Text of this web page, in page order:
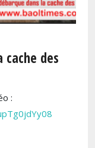
cache des
: